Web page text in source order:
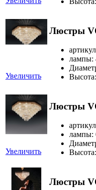
Увеличить
Люстры
лампы:
Увеличить
Люстры
лампы:
Люстры